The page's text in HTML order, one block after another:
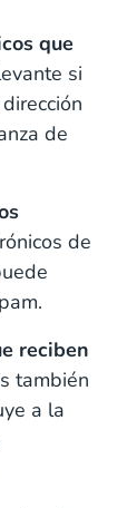
que
si
de
de
reciben
también
a la